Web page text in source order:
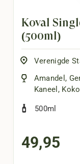
Koval
(500ml)
Verenigde
Amandel ,
Kaneel ,
500ml
49,95